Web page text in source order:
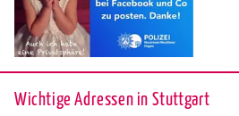
Wichtige Adressen in Stuttgart